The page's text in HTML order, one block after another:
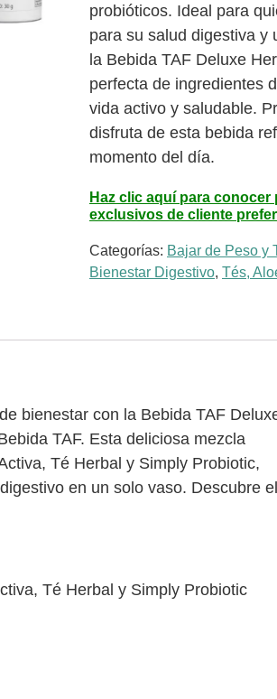
probióticos. Ideal para
para su salud digestiva y
la Bebida TAF Deluxe
perfecta de ingredientes
vida activo y saludable.
disfruta de esta bebida
momento del día.
Haz clic aquí para
exclusivos de cliente
Categorías: Bajar de Peso y
Bienestar Digestivo, Tés,
bienestar con la Bebida TAF
TAF. Esta deliciosa mezcla
Té Herbal y Simply Probiotic,
en un solo vaso. Descubre el
Té Herbal y Simply Probiotic